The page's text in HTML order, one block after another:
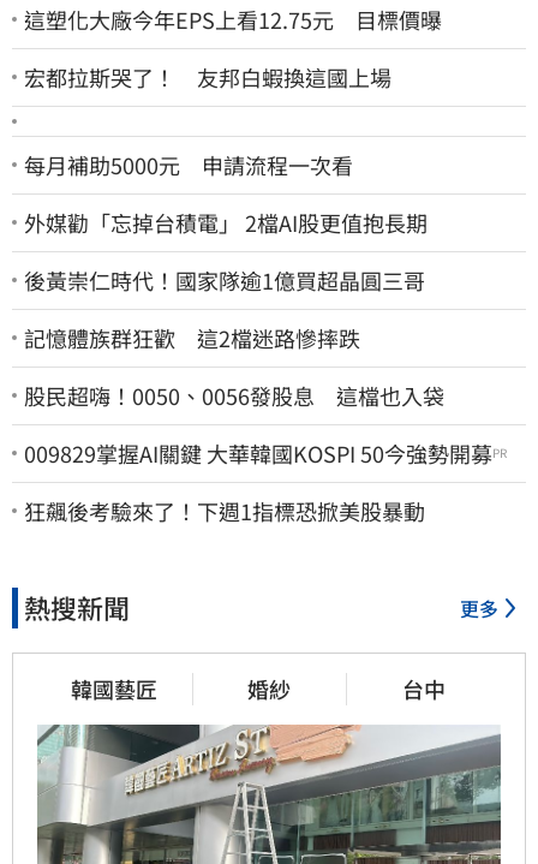
這塑化大廠今年EPS上看12.75元 目標價曝
宏都拉斯哭了！ 友邦白蝦換這國上場
每月補助5000元 申請流程一次看
外媒勸「忘掉台積電」 2檔AI股更值抱長期
後黃崇仁時代！國家隊逾1億買超晶圓三哥
記憶體族群狂歡 這2檔迷路慘摔跌
股民超嗨！0050、0056發股息 這檔也入袋
009829掌握AI關鍵 大華韓國KOSPI 50今強勢開募PR
狂飆後考驗來了！下週1指標恐掀美股暴動
熱搜新聞 更多
韓國藝匠 婚紗 台中